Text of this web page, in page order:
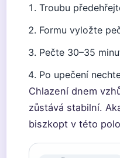
Troubu
Formu vyložte
Pečte 30–35
Po upečení
Chlazení dnem
zůstává stabilní.
biszkopt v této